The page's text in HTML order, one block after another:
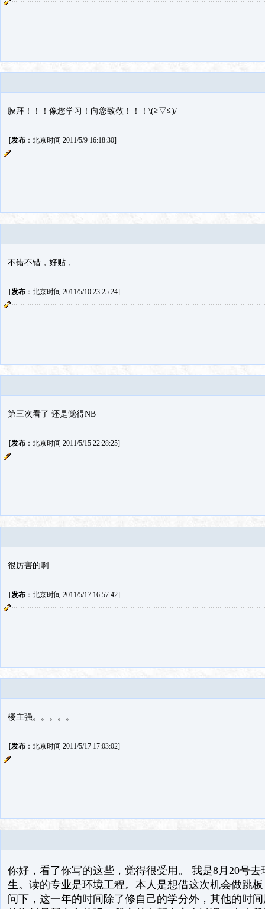
膜拜！！！像您学习！向您致敬！！！\(≧▽≦)/
[发布：北京时间 2011/5/9 16:18:30]
不错不错，好贴，
[发布：北京时间 2011/5/10 23:25:24]
第三次看了 还是觉得NB
[发布：北京时间 2011/5/15 22:28:25]
很厉害的啊
[发布：北京时间 2011/5/17 16:57:42]
楼主强。。。。。
[发布：北京时间 2011/5/17 17:03:02]
你好，看了你写的这些，觉得很受用。 我是8月20号
生。读的专业是环境工程。本人是想借这次机会做跳
问下，这一年的时间除了修自己的学分外，其他的时